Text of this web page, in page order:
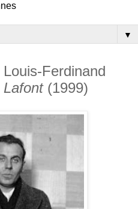
▼
Ferdinand
Lafont(1999)